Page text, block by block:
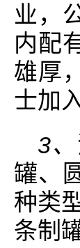
业，
内配
雄厚
士加
3、
罐、
种类
条制